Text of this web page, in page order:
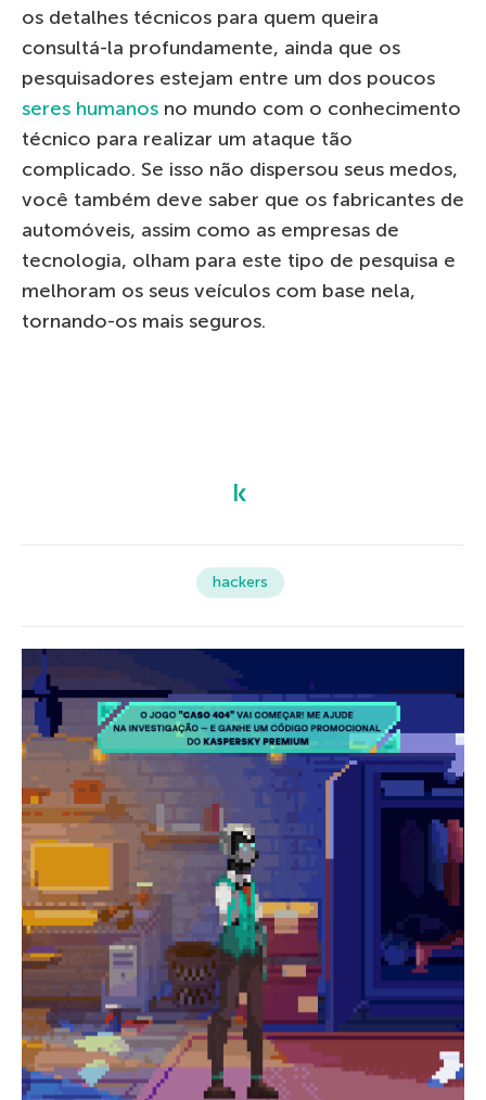
os detalhes técnicos para quem queira
consultá-la profundamente, ainda que os
pesquisadores estejam entre um dos poucos
seres humanos no mundo com o conhecimento
técnico para realizar um ataque tão
complicado. Se isso não dispersou seus medos,
você também deve saber que os fabricantes de
automóveis, assim como as empresas de
tecnologia, olham para este tipo de pesquisa e
melhoram os seus veículos com base nela,
tornando-os mais seguros.
hackers